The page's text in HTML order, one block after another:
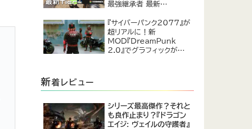
最強継承者 最新
『サイバーパンク2077』が
超リアルに！新
MOD『DreamPunk
2.0』でグラフィックが恐ろ
新着レビュー
シリーズ最高傑作？それと
も良作止まり？『ドラゴン
エイジ: ヴェイルの守護者』